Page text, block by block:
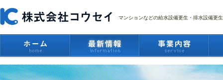
マンションなどの給水設備更生・排水設備更